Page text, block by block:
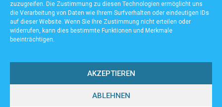
zuzugreifen. Die Zustimmung zu diesen Technologien ermöglicht uns
die Verarbeitung von Daten wie Ihrem Surfverhalten oder eindeutigen IDs
auf dieser Website. Wenn Sie Ihre Zustimmung nicht erteilen oder
widerrufen, kann dies bestimmte Funktionen und Merkmale
beeinträchtigen.
AKZEPTIEREN
ABLEHNEN